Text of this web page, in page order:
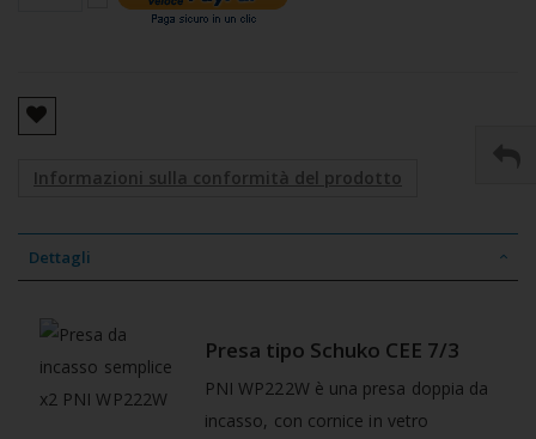
Informazioni sulla conformità del prodotto
Dettagli
Presa tipo Schuko CEE 7/3
PNI WP222W è una presa doppia da
incasso, con cornice in vetro